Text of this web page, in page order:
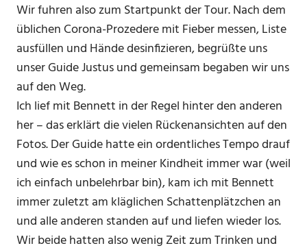
Wir fuhren also zum Startpunkt der Tour. Nach dem
üblichen Corona-Prozedere mit Fieber messen, Liste
ausfüllen und Hände desinfizieren, begrüßte uns
unser Guide Justus und gemeinsam begaben wir uns
auf den Weg.
Ich lief mit Bennett in der Regel hinter den anderen
her – das erklärt die vielen Rückenansichten auf den
Fotos. Der Guide hatte ein ordentliches Tempo drauf
und wie es schon in meiner Kindheit immer war (weil
ich einfach unbelehrbar bin), kam ich mit Bennett
immer zuletzt am kläglichen Schattenplätzchen an
und alle anderen standen auf und liefen wieder los.
Wir beide hatten also wenig Zeit zum Trinken und